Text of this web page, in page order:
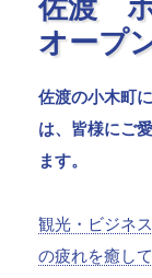
佐渡
オープ
佐渡の小木町
は、皆様にご
ます。
観光・ビジネ
の疲れを癒し